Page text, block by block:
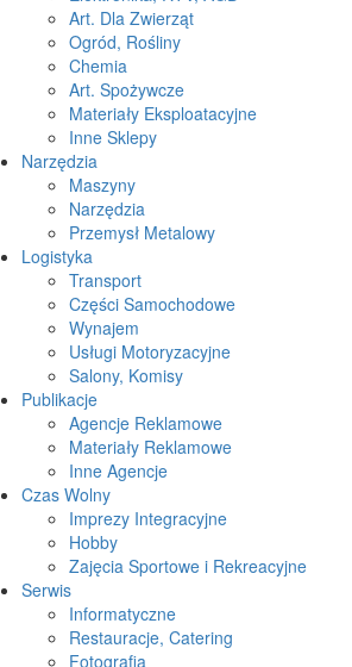
Art. Dla Zwierząt
Ogród, Rośliny
Chemia
Art. Spożywcze
Materiały Eksploatacyjne
Inne Sklepy
Narzędzia
Maszyny
Narzędzia
Przemysł Metalowy
Logistyka
Transport
Części Samochodowe
Wynajem
Usługi Motoryzacyjne
Salony, Komisy
Publikacje
Agencje Reklamowe
Materiały Reklamowe
Inne Agencje
Czas Wolny
Imprezy Integracyjne
Hobby
Zajęcia Sportowe i Rekreacyjne
Serwis
Informatyczne
Restauracje, Catering
Fotografia